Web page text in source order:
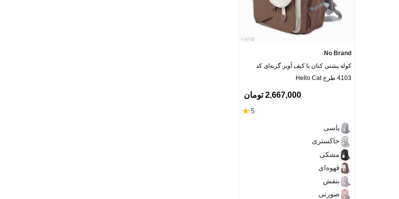
No Brand
کوله پشتی کتان با کیف آویز گربه‌ای کد
4103 طرح Hello Cat
2,667,000 تومان
5
★
یاسی
خاکستری
مشکی
قهوه‌ای
بنفش
صورتی